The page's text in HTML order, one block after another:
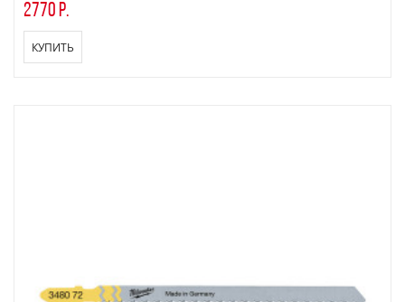
2770 р.
КУПИТЬ